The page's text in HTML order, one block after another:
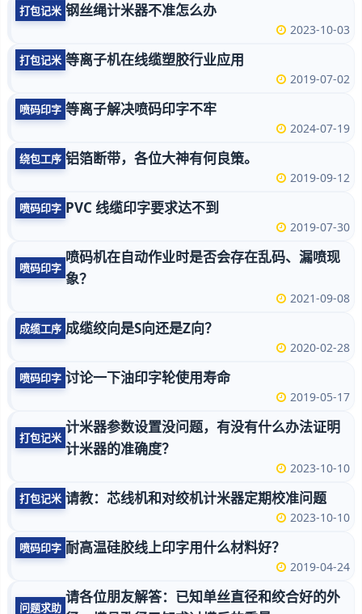
打包记米 钢丝绳计米器不准怎么办
2023-10-03
打包记米 等离子机在线缆塑胶行业应用
2019-07-02
喷码印字 等离子解决喷码印字不牢
2024-07-19
绕包工序 铝箔断带，各位大神有何良策。
2019-09-12
喷码印字 PVC 线缆印字要求达不到
2019-07-30
喷码印字
喷码机在自动作业时是否会存在乱码、漏喷现
象？
2021-09-08
成缆工序 成缆绞向是S向还是Z向？
2020-02-28
喷码印字 讨论一下油印字轮使用寿命
2019-05-17
打包记米
计米器参数设置没问题，有没有什么办法证明
计米器的准确度？
2023-10-10
打包记米 请教：芯线机和对绞机计米器定期校准问题
2023-10-10
喷码印字 耐高温硅胶线上印字用什么材料好？
2019-04-24
问题求助
请各位朋友解答：已知单丝直径和绞合好的外